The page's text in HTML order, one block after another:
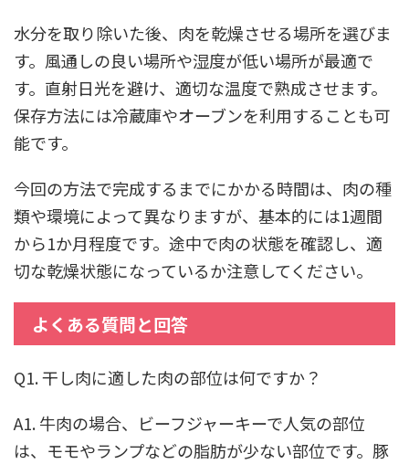
水分を取り除いた後、肉を乾燥させる場所を選びま
す。風通しの良い場所や湿度が低い場所が最適で
す。直射日光を避け、適切な温度で熟成させます。
保存方法には冷蔵庫やオーブンを利用することも可
能です。
今回の方法で完成するまでにかかる時間は、肉の種
類や環境によって異なりますが、基本的には1週間
から1か月程度です。途中で肉の状態を確認し、適
切な乾燥状態になっているか注意してください。
よくある質問と回答
Q1. 干し肉に適した肉の部位は何ですか？
A1. 牛肉の場合、ビーフジャーキーで人気の部位
は、モモやランプなどの脂肪が少ない部位です。豚